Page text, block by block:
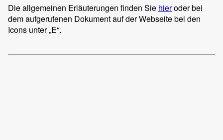
Die allgemeinen Erläuterungen finden Sie hieroder bei
dem aufgerufenen Dokument auf der Webseite bei den
Icons unter „E“.